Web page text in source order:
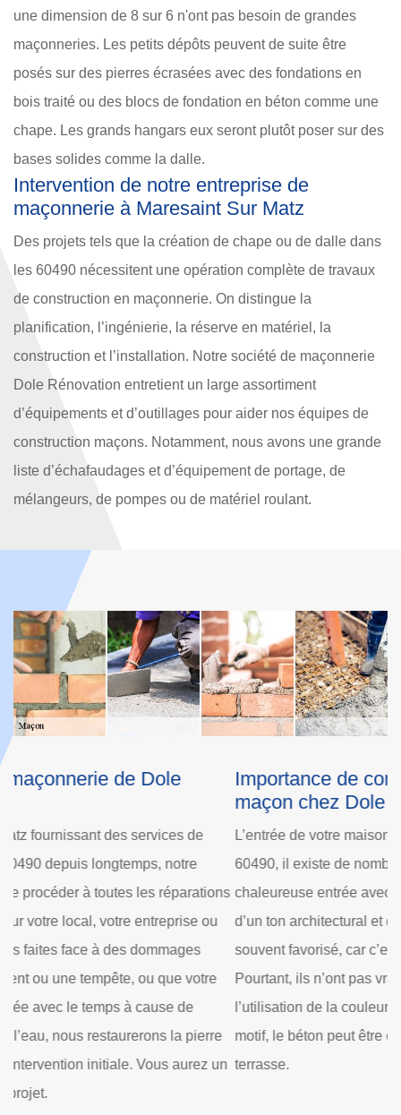
une dimension de 8 sur 6 n'ont pas besoin de grandes
maçonneries. Les petits dépôts peuvent de suite être
posés sur des pierres écrasées avec des fondations en
bois traité ou des blocs de fondation en béton comme une
chape. Les grands hangars eux seront plutôt poser sur des
bases solides comme la dalle.
Intervention de notre entreprise de
maçonnerie à Maresaint Sur Matz
Des projets tels que la création de chape ou de dalle dans
les 60490 nécessitent une opération complète de travaux
de construction en maçonnerie. On distingue la
planification, l’ingénierie, la réserve en matériel, la
construction et l’installation. Notre société de maçonnerie
Dole Rénovation entretient un large assortiment
d’équipements et d’outillages pour aider nos équipes de
construction maçons. Notamment, nous avons une grande
liste d’échafaudages et d’équipement de portage, de
mélangeurs, de pompes ou de matériel roulant.
Importance de contacter notre artisan
maçon chez Dole Rénovation
L’entrée de votre maison devrait attirer les gens. Sur
60490, il existe de nombreuses façons de créer cette
chaleureuse entrée avec du béton, à la fois sous la forme
d’un ton architectural et d’un fondement. Le béton est
souvent favorisé, car c’est un matériau froid et dur.
Pourtant, ils n’ont pas vraiment ces critères. Grâce à
l’utilisation de la couleur, de la texture, de la forme et du
motif, le béton peut être chaud et souple pour créer une
terrasse.